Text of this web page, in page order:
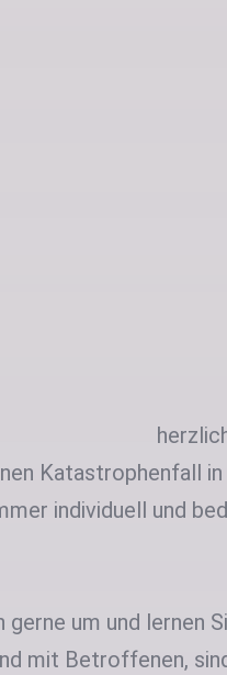
Katastrophenfall
individuell und
gerne um und lernen
mit Betroffenen,